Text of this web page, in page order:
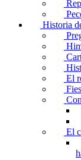
Historia
El
El